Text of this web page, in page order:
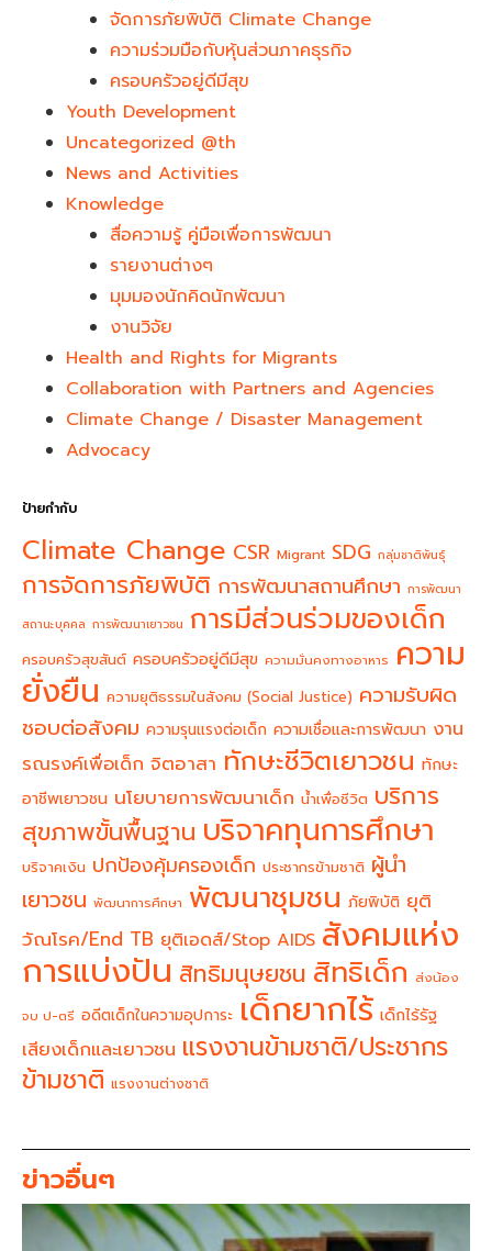
จัดการภัยพิบัติ Climate Change
ความร่วมมือกับหุ้นส่วนภาคธุรกิจ
ครอบครัวอยู่ดีมีสุข
Youth Development​
Uncategorized @th
News and Activities
Knowledge
สื่อความรู้ คู่มือเพื่อการพัฒนา
รายงานต่างๆ
มุมมองนักคิดนักพัฒนา
งานวิจัย
Health and Rights for Migrants
Collaboration with Partners and Agencies
Climate Change / Disaster Management
Advocacy
ป้ายกำกับ
Climate Change CSR Migrant SDG กลุ่มชาติพันธุ์
การจัดการภัยพิบัติ การพัฒนาสถานศึกษา การพัฒนา
สถานะบุคคล การพัฒนาเยาวชน การมีส่วนร่วมของเด็ก
ครอบครัวสุขสันต์ ครอบครัวอยู่ดีมีสุข ความมั่นคงทางอาหาร ความ
ยั่งยืน ความยุติธรรมในสังคม (Social Justice) ความรับผิด
ชอบต่อสังคม ความรุนแรงต่อเด็ก ความเชื่อและการพัฒนา งาน
รณรงค์เพื่อเด็ก จิตอาสา ทักษะชีวิตเยาวชน ทักษะ
อาชีพเยาวชน นโยบายการพัฒนาเด็ก น้ำเพื่อชีวิต บริการ
สุขภาพขั้นพื้นฐาน บริจาคทุนการศึกษา
บริจาคเงิน ปกป้องคุ้มครองเด็ก ประชากรข้ามชาติ ผู้นำ
เยาวชน พัฒนาการศึกษา พัฒนาชุมชน ภัยพิบัติ ยุติ
วัณโรค/End TB ยุติเอดส์/Stop AIDS สังคมแห่ง
การแบ่งปัน สิทธิมนุษยชน สิทธิเด็ก ส่งน้อง
จบ ป-ตรี อดีตเด็กในความอุปการะ เด็กยากไร้ เด็กไร้รัฐ
เสียงเด็กและเยาวชน แรงงานข้ามชาติ/ประชากร
ข้ามชาติ แรงงานต่างชาติ
ข่าวอื่นๆ